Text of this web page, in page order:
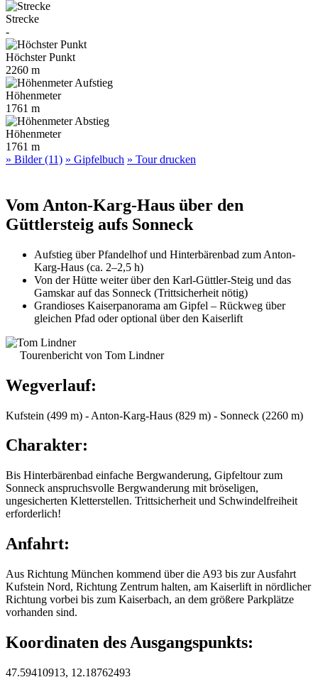
Strecke
-
Höchster Punkt
2260 m
Höhenmeter
1761 m
Höhenmeter
1761 m
» Bilder (11) » Gipfelbuch » Tour drucken
Vom Anton-Karg-Haus über den
Güttlersteig aufs Sonneck
Aufstieg über Pfandelhof und Hinterbärenbad zum Anton-
Karg-Haus (ca. 2–2,5 h)
Von der Hütte weiter über den Karl-Güttler-Steig und das
Gamskar auf das Sonneck (Trittsicherheit nötig)
Grandioses Kaiserpanorama am Gipfel – Rückweg über
gleichen Pfad oder optional über den Kaiserlift
Tourenbericht von Tom Lindner
Wegverlauf:
Kufstein (499 m) - Anton-Karg-Haus (829 m) - Sonneck (2260 m)
Charakter:
Bis Hinterbärenbad einfache Bergwanderung, Gipfeltour zum
Sonneck anspruchsvolle Bergwanderung mit bröseligen,
ungesicherten Kletterstellen. Trittsicherheit und Schwindelfreiheit
erforderlich!
Anfahrt:
Aus Richtung München kommend über die A93 bis zur Ausfahrt
Kufstein Nord, Richtung Zentrum halten, am Kaiserlift in nördlicher
Richtung vorbei bis zum Kaiserbach, an dem größere Parkplätze
vorhanden sind.
Koordinaten des Ausgangspunkts:
47.59410913, 12.18762493